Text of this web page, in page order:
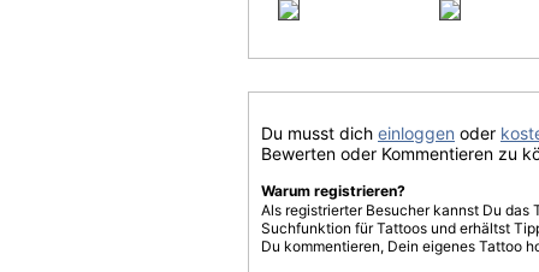
Du musst dich einloggen oder
Bewerten oder Kommentieren zu
Warum registrieren?
Als registrierter Besucher kannst Du
Suchfunktion für Tattoos und erhältst
Du kommentieren, Dein eigenes Tattoo